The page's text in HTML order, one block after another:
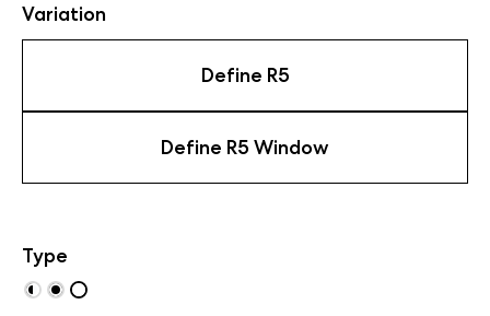
Variation
Define R5
Define R5 Window
Type